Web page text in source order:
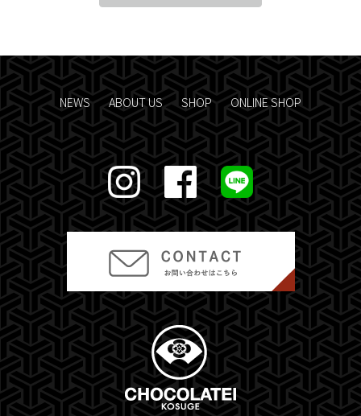
NEWS ABOUT US SHOP ONLINE SHOP